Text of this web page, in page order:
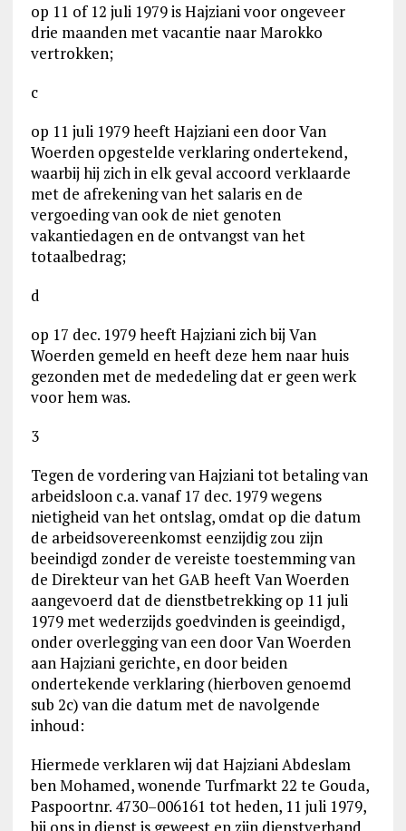
op 11 of 12 juli 1979 is Hajziani voor ongeveer
drie maanden met vacantie naar Marokko
vertrokken;
c
op 11 juli 1979 heeft Hajziani een door Van
Woerden opgestelde verklaring ondertekend,
waarbij hij zich in elk geval accoord verklaarde
met de afrekening van het salaris en de
vergoeding van ook de niet genoten
vakantiedagen en de ontvangst van het
totaalbedrag;
d
op 17 dec. 1979 heeft Hajziani zich bij Van
Woerden gemeld en heeft deze hem naar huis
gezonden met de mededeling dat er geen werk
voor hem was.
3
Tegen de vordering van Hajziani tot betaling van
arbeidsloon c.a. vanaf 17 dec. 1979 wegens
nietigheid van het ontslag, omdat op die datum
de arbeidsovereenkomst eenzijdig zou zijn
beeindigd zonder de vereiste toestemming van
de Direkteur van het GAB heeft Van Woerden
aangevoerd dat de dienstbetrekking op 11 juli
1979 met wederzijds goedvinden is geeindigd,
onder overlegging van een door Van Woerden
aan Hajziani gerichte, en door beiden
ondertekende verklaring (hierboven genoemd
sub 2c) van die datum met de navolgende
inhoud:
Hiermede verklaren wij dat Hajziani Abdeslam
ben Mohamed, wonende Turfmarkt 22 te Gouda,
Paspoortnr. 4730–006161 tot heden, 11 juli 1979,